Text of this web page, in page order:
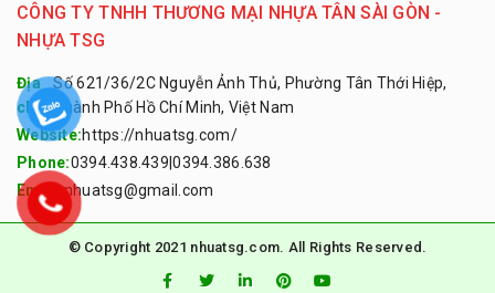
CÔNG TY TNHH THƯƠNG MẠI NHỰA TÂN SÀI GÒN -
NHỰA TSG
Địa
chỉ:
Số 621/36/2C Nguyễn Ảnh Thủ, Phường Tân Thới Hiệp,
Thành Phố Hồ Chí Minh, Việt Nam
Website:https://nhuatsg.com/
Phone:0394.438.439 |0394.386.638
Email:nhuatsg@gmail.com
© Copyright 2021 nhuatsg.com. All Rights Reserved.